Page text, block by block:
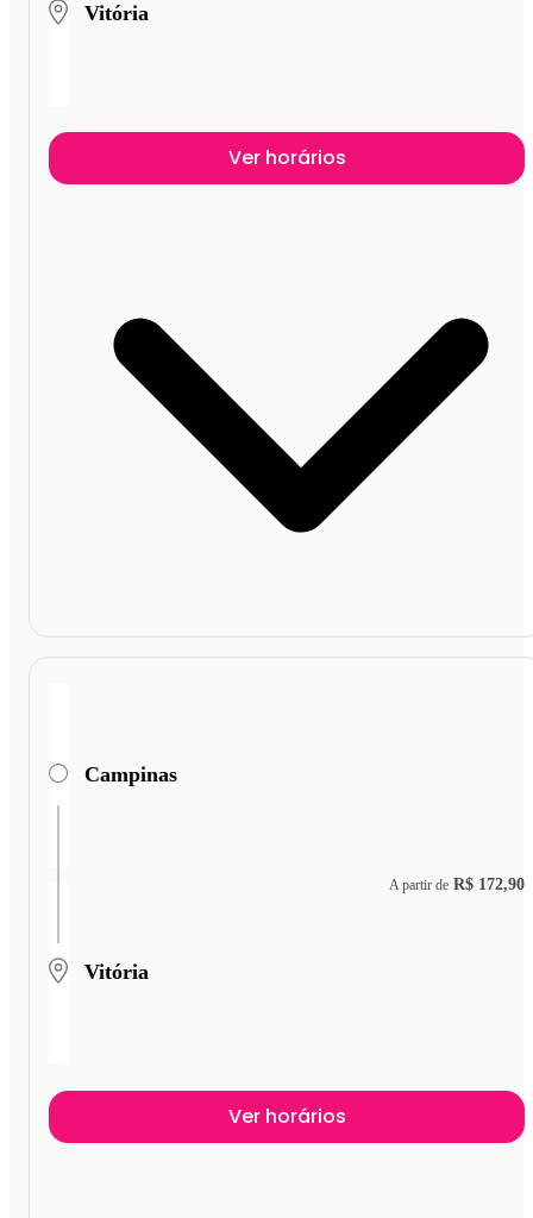
Vitória
Ver horários
Campinas
Vitória
A partir de R$ 172,90
Ver horários